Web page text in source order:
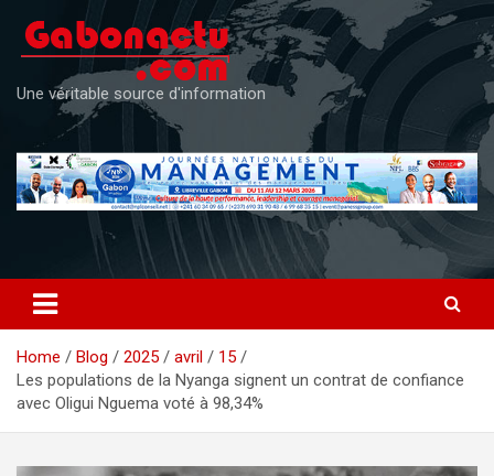
content
Une véritable source d'information
Home Blog 2025 avril
15
Les populations de la Nyanga signent un contrat de confiance
avec Oligui Nguema voté à 98,34%